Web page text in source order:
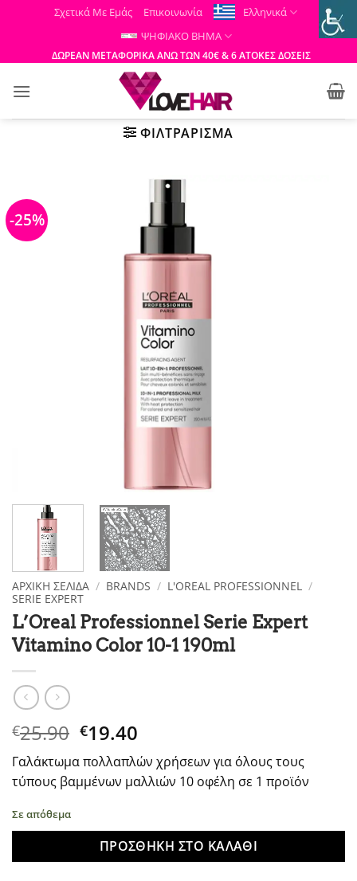
Μετάβαση
περιεχόμενο
Σχετικά Με Εμάς Επικοινωνία
Ελληνικά
ΨΗΦΙΑΚΟ ΒΗΜΑ
ΔΩΡΕΑΝ ΜΕΤΑΦΟΡΙΚΑ ΑΝΩ ΤΩΝ 40€ & 6 ΑΤΟΚΕΣ ΔΟΣΕΙΣ
ΦΙΛΤΡΆΡΙΣΜΑ
-25%
ΑΡΧΙΚΉ ΣΕΛΊΔΑ / BRANDS / L'OREAL PROFESSIONNEL /
SERIE EXPERT
L’Oreal Professionnel Serie Expert
Vitamino Color 10-1 190ml
€25.90 Original
price
was:
€25.90.
€19.40
τρέχουσα
τιμή
είναι:
Γαλάκτωμα πολλαπλών χρήσεων για όλους τους
τύπους βαμμένων μαλλιών 10 οφέλη σε 1 προϊόν
Σε απόθεμα
ΠΡΟΣΘΉΚΗ ΣΤΟ ΚΑΛΆΘΙ